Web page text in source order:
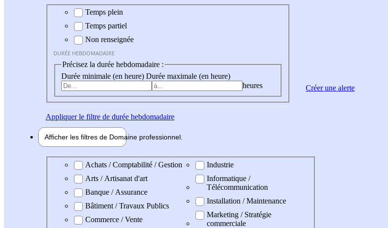
Durée hebdomadaire
Temps plein
Temps partiel
Non renseignée
DURÉE HEBDOMADAIRE
Précisez la durée hebdomadaire :
Durée minimale (en heure) Durée maximale (en heure)
heures
Appliquerle filtre de durée hebdomadaire
Afficher les filtres de Domaine professionnel
Domaine professionel
Achats / Comptabilité / Gestion
Arts / Artisanat d'art
Banque / Assurance
Bâtiment / Travaux Publics
Commerce / Vente
Industrie
Informatique /
Télécommunication
Installation / Maintenance
Marketing / Stratégie
commerciale
Créer une alerte